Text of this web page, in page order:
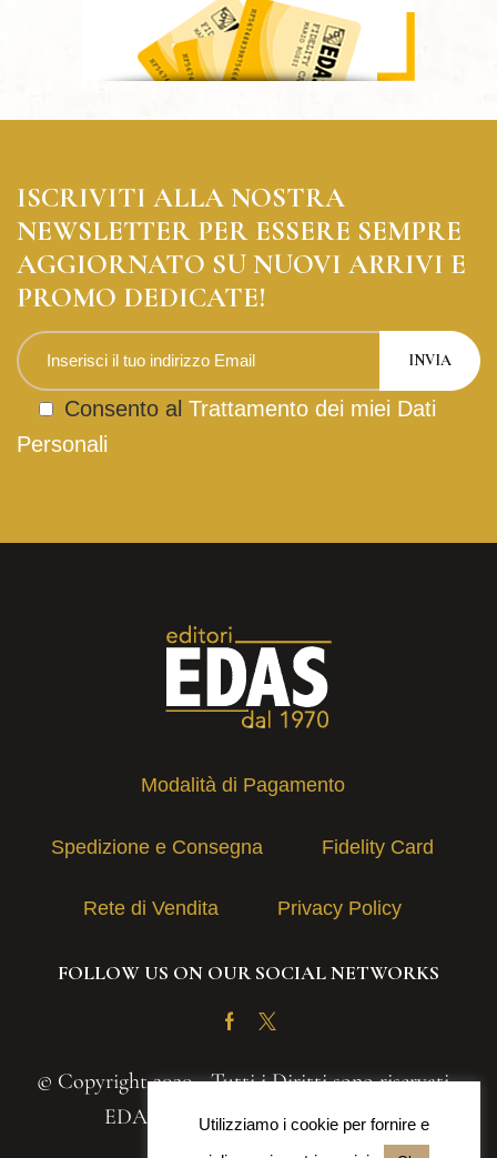
ISCRIVITI ALLA NOSTRA
NEWSLETTER PER ESSERE SEMPRE
AGGIORNATO SU NUOVI ARRIVI E
PROMO DEDICATE!
Consento al Trattamento dei miei Dati
Personali
Modalità di Pagamento
Spedizione e Consegna Fidelity Card
Rete di Vendita Privacy Policy
FOLLOW US ON OUR SOCIAL NETWORKS
Facebook
Twitter
© Copyright 2020 - Tutti i Diritti sono riservati -
EDAS S.A.S. | P.IVA 03131030839
Utilizziamo i cookie per fornire e